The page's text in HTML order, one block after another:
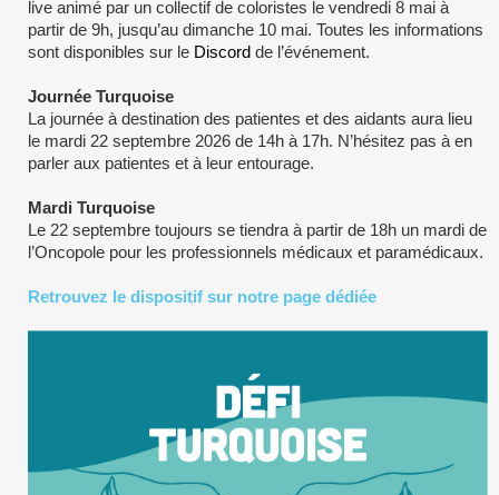
live animé par un collectif de coloristes le vendredi 8 mai à
partir de 9h, jusqu’au dimanche 10 mai. Toutes les informations
sont disponibles sur le Discord de l’événement.
Journée Turquoise
La journée à destination des patientes et des aidants aura lieu
le mardi 22 septembre 2026 de 14h à 17h. N’hésitez pas à en
parler aux patientes et à leur entourage.
Mardi Turquoise
Le 22 septembre toujours se tiendra à partir de 18h un mardi de
l’Oncopole pour les professionnels médicaux et paramédicaux.
Retrouvez le dispositif sur notre page dédiée